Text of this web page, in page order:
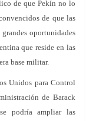
de que Pekín no lo
de que las
oportunidades
que reside en las
base militar.
Unidos para Control
de Barack
podría ampliar las